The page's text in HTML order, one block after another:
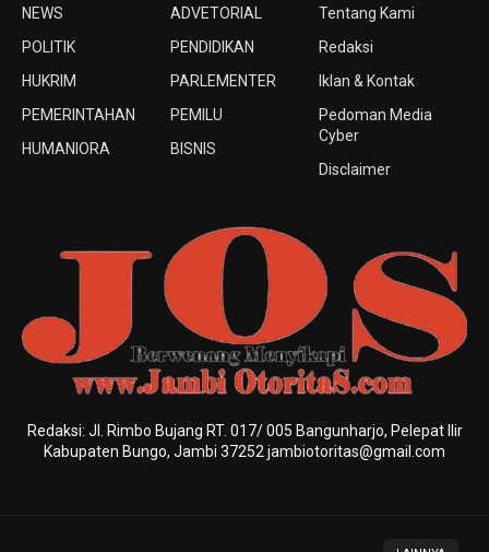
NEWS
POLITIK
HUKRIM
PEMERINTAHAN
HUMANIORA
ADVETORIAL
PENDIDIKAN
PARLEMENTER
PEMILU
BISNIS
Tentang Kami
Redaksi
Iklan & Kontak
Pedoman Media
Cyber
Disclaimer
Redaksi: Jl. Rimbo Bujang RT. 017/ 005 Bangunharjo, Pelepat Ilir
Kabupaten Bungo, Jambi 37252 jambiotoritas@gmail.com